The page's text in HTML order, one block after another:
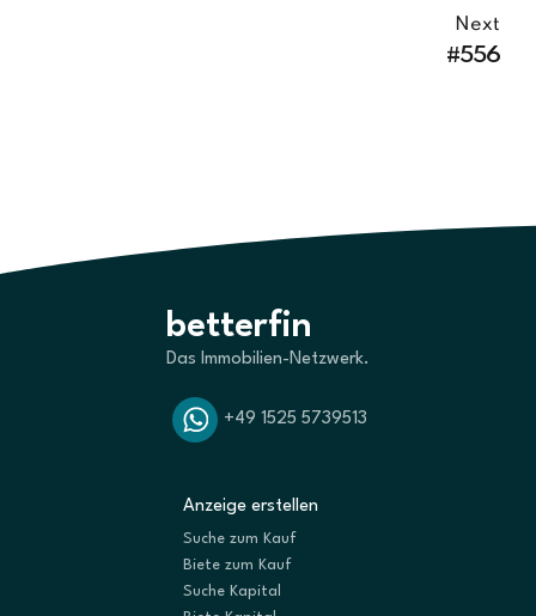
Next
#556
betterfin
Das Immobilien-Netzwerk.
+49 1525 5739513
Anzeige erstellen
Suche zum Kauf
Biete zum Kauf
Suche Kapital